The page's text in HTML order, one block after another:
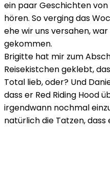
ein paar Geschichten
hören. So verging das
ehe wir uns versahen,
gekommen.
Brigitte hat mir zum
Reisekistchen geklebt,
Total lieb, oder? Und
dass er Red Riding Hood
irgendwann nochmal
natürlich die Tatzen,